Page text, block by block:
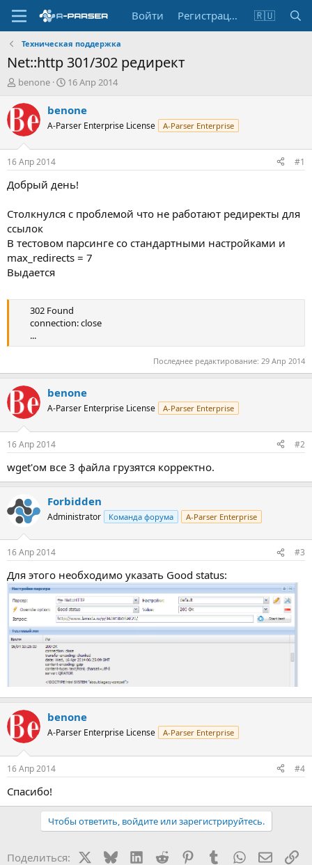
Войти Регистрация 🇷🇺
Техническая поддержка
Net::http 301/302 редирект
А
т
о
р
т
е
м
ы
benone
Д
т
н
а
л
16 Апр 2014
benone
A-Parser Enterprise License A-Parser Enterprise
16 Апр 2014 #1
Добрый день!
Столкнулся с проблемой что не работают редиректы для
ссылок
В тестовом парсинге со стандартными настройками и
max_redirects = 7
Выдается
302 Found
connection: close
...​
Последнее редактирование: 29 Апр 2014
benone
A-Parser Enterprise License A-Parser Enterprise
16 Апр 2014 #2
wget'ом все 3 файла грузятся корректно.
Forbidden
Administrator Команда форума A-Parser Enterprise
16 Апр 2014 #3
Для этого необходимо указать Good status:
benone
A-Parser Enterprise License A-Parser Enterprise
16 Апр 2014 #4
Спасибо!
Чтобы ответить, войдите или зарегистрируйтесь.
Поделиться: BlueskyLinkedIn
Reddit PinterestTumblr WhatsApp